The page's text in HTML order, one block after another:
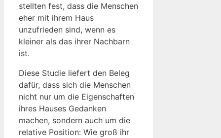
stellten fest, dass die Menschen
eher mit ihrem Haus
unzufrieden sind, wenn es
kleiner als das ihrer Nachbarn
ist.
Diese Studie liefert den Beleg
dafür, dass sich die Menschen
nicht nur um die Eigenschaften
ihres Hauses Gedanken
machen, sondern auch um die
relative Position: Wie groß ihr